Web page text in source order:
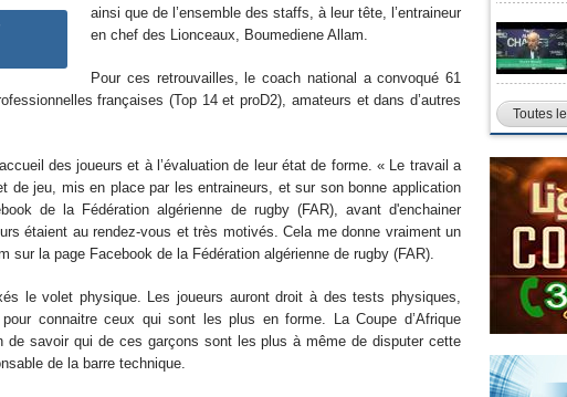
ainsi que de l’ensemble des staffs, à leur tête, l’entraineur
en chef des Lionceaux, Boumediene Allam.
Pour ces retrouvailles, le coach national a convoqué 61
françaises (Top 14 et proD2), amateurs et dans d’autres
des joueurs et à l’évaluation de leur état de forme. « Le travail a
de jeu, mis en place par les entraineurs, et sur son bonne application
de la Fédération algérienne de rugby (FAR), avant d'enchainer
étaient au rendez-vous et très motivés. Cela me donne vraiment un
sur la page Facebook de la Fédération algérienne de rugby (FAR).
le volet physique. Les joueurs auront droit à des tests physiques,
connaitre ceux qui sont les plus en forme. La Coupe d’Afrique
de savoir qui de ces garçons sont les plus à même de disputer cette
de la barre technique.
Toutes